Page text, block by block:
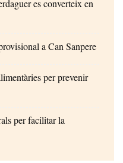
es converteix en
a Can Sanpere
per prevenir
per facilitar la